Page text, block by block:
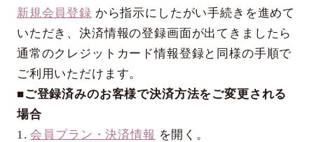
新規会員登録 から指示にしたがい手続きを進めて
いただき、決済情報の登録画面が出てきましたら
通常のクレジットカード情報登録と同様の手順で
ご利用いただけます。
■ご登録済みのお客様で決済方法をご変更される
場合
1.会員プラン・決済情報 を開く。